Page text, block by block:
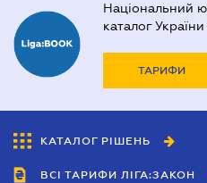
Національний
каталог України
ТАРИФИ
КАТАЛОГ РІШЕНЬ
ВСІ ТАРИФИ ЛІГА:ЗАКОН